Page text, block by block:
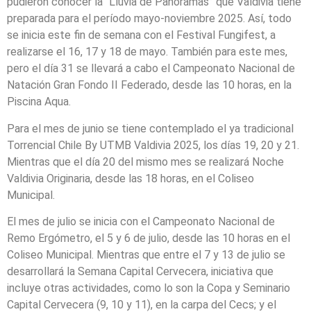
preparada para el período mayo-noviembre 2025. Así, todo
se inicia este fin de semana con el Festival Fungifest, a
realizarse el 16, 17 y 18 de mayo. También para este mes,
pero el día 31 se llevará a cabo el Campeonato Nacional de
Natación Gran Fondo II Federado, desde las 10 horas, en la
Piscina Aqua.
Para el mes de junio se tiene contemplado el ya tradicional
Torrencial Chile By UTMB Valdivia 2025, los días 19, 20 y 21.
Mientras que el día 20 del mismo mes se realizará Noche
Valdivia Originaria, desde las 18 horas, en el Coliseo
Municipal.
El mes de julio se inicia con el Campeonato Nacional de
Remo Ergómetro, el 5 y 6 de julio, desde las 10 horas en el
Coliseo Municipal. Mientras que entre el 7 y 13 de julio se
desarrollará la Semana Capital Cervecera, iniciativa que
incluye otras actividades, como lo son la Copa y Seminario
Capital Cervecera (9, 10 y 11), en la carpa del Cecs; y el